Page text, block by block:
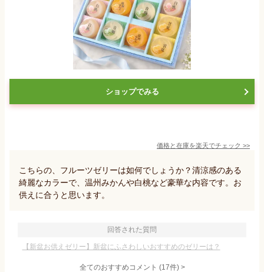
ショップでみる
価格と在庫を楽天でチェック >>
こちらの、フルーツゼリーは如何でしょうか？清涼感のある
綺麗なカラーで、温州みかんや白桃など豪華な内容です。お
供えに合うと思います。
回答された質問
【新盆お供えゼリー】新盆にふさわしいおすすめのゼリーは？
全てのおすすめコメント (17件) >